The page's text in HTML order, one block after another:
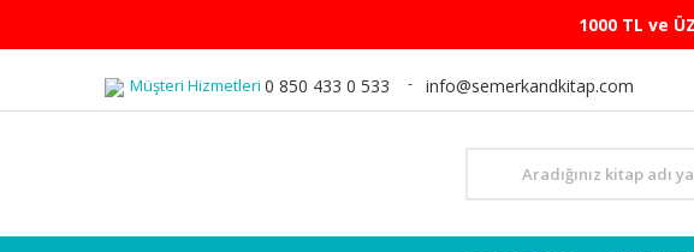
1000 TL ve
Müşteri Hizmetleri 0 850 433 0 533 info@semerkandkitap.com